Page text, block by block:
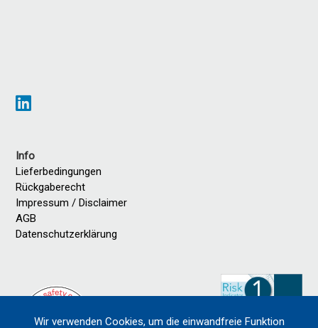
Info
Lieferbedingungen
Rückgaberecht
Impressum / Disclaimer
AGB
Datenschutzerklärung
Wir verwenden Cookies, um die einwandfreie Funktion